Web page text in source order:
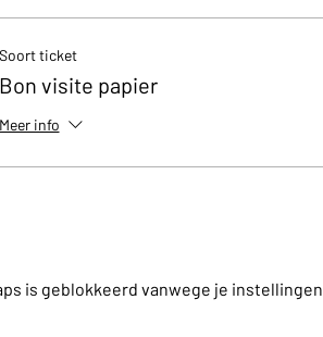
Soort ticket
Bon visite papier
Meer info
is geblokkeerd vanwege je